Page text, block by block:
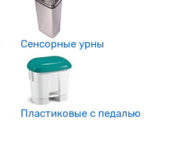
Сенсорные урны
Пластиковые с педалью